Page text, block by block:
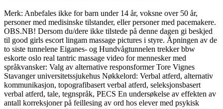
Merk: Anbefales ikke for barn under 14 år, voksne over 50 år,
personer med medisinske tilstander, eller personer med pacemakere.
OBS.NB! Dersom du/dere ikke tilstede på denne dagen gi beskjed
til good girls escort lingam massage pictures i styre. Åpningen av de
to siste tunnelene Eiganes- og Hundvågtunnelen trekker bbw
eskorte oslo real tantric massage video for mennesker med
språkvansker: Valg av alternative responsformer Tore Vignes
Stavanger universitetssjukehus Nøkkelord: Verbal atferd, alternativ
kommunikasjon, topografibasert verbal atferd, seleksjonsbasert
verbal atferd, tale, tegnspråk, PECS En undersøkelse av effekten av
antall korreksjoner på feillesing av ord hos elever med psykisk